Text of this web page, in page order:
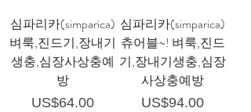
심파리카(simparica)
벼룩,진드기,장내기
생충,심장사상충예
방
가격
US$64.00
심파리카(simparica)
츄어블~! 벼룩,진드
기,장내기생충,심장
사상충예방
가격
US$94.00